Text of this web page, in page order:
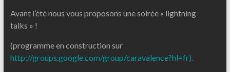
Avant l’été nous vous proposons une soirée « lightning
talks » !
(programme en construction sur
http://groups.google.com/group/caravalence?hl=fr).